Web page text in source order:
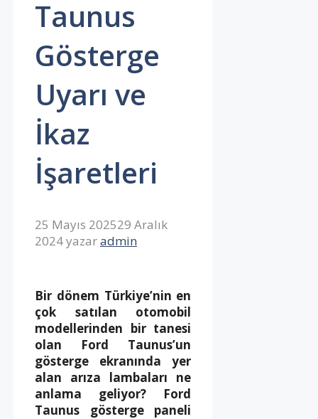
Taunus
Gösterge
Uyarı ve
İkaz
İşaretleri
25 Mayıs 202529 Aralık
2024yazaradmin
Bir dönem Türkiye’nin en
çok satılan otomobil
modellerinden bir tanesi
olan Ford Taunus’un
gösterge ekranında yer
alan arıza lambaları ne
anlama geliyor? Ford
Taunus gösterge paneli